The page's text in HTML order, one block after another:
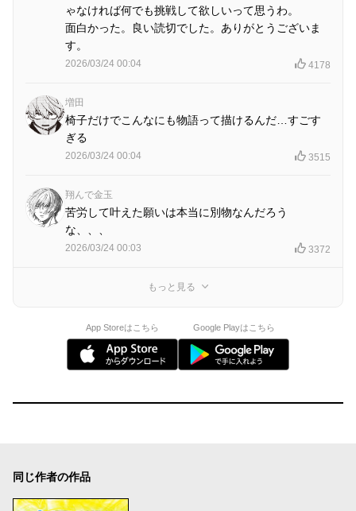
ゃなければ何でも挑戦して欲しいって思うわ。
面白かった。良い読切でした。ありがとうございま
す。
2026/03/24 00:04 4178
増田
椅子だけでこんなにも物語って描けるんだ…すごす
ぎる
2026/03/24 00:04 3515
翔んで金玉
苦労して叶えた願いは本当に別物なんだろう
な、、、
2026/03/24 00:03 3372
もっと見る
App Storeはこちら Google Playはこちら
同じ作者の作品